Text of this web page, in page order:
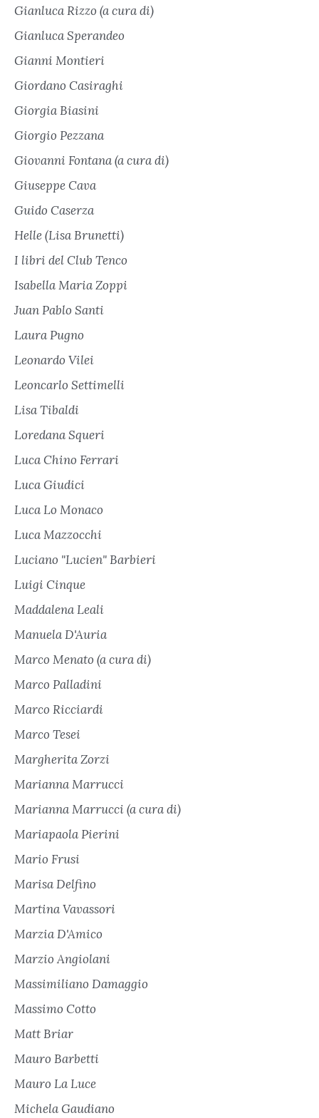
Gianluca Rizzo (a cura di)
Gianluca Sperandeo
Gianni Montieri
Giordano Casiraghi
Giorgia Biasini
Giorgio Pezzana
Giovanni Fontana (a cura di)
Giuseppe Cava
Guido Caserza
Helle (Lisa Brunetti)
I libri del Club Tenco
Isabella Maria Zoppi
Juan Pablo Santi
Laura Pugno
Leonardo Vilei
Leoncarlo Settimelli
Lisa Tibaldi
Loredana Squeri
Luca Chino Ferrari
Luca Giudici
Luca Lo Monaco
Luca Mazzocchi
Luciano "Lucien" Barbieri
Luigi Cinque
Maddalena Leali
Manuela D'Auria
Marco Menato (a cura di)
Marco Palladini
Marco Ricciardi
Marco Tesei
Margherita Zorzi
Marianna Marrucci
Marianna Marrucci (a cura di)
Mariapaola Pierini
Mario Frusi
Marisa Delfino
Martina Vavassori
Marzia D'Amico
Marzio Angiolani
Massimiliano Damaggio
Massimo Cotto
Matt Briar
Mauro Barbetti
Mauro La Luce
Michela Gaudiano